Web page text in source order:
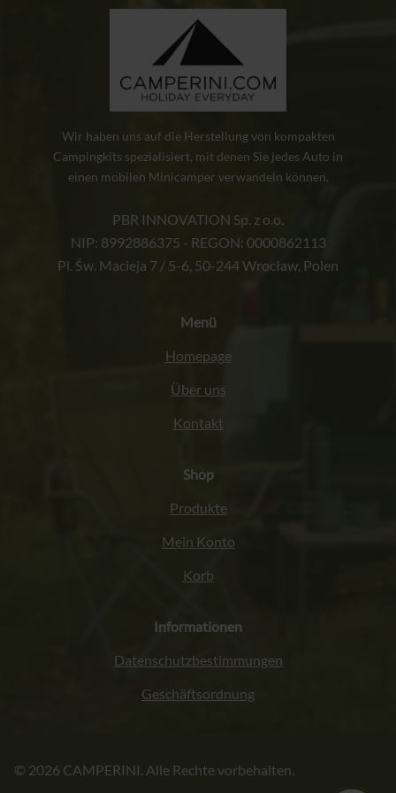
Wir haben uns auf die Herstellung von kompakten
Campingkits spezialisiert, mit denen Sie jedes Auto in
einen mobilen Minicamper verwandeln können.
PBR INNOVATION Sp. z o.o.
NIP: 8992886375 - REGON: 0000862113
Pl. Św. Macieja 7 / 5-6, 50-244 Wrocław, Polen
Menü
Homepage
Über uns
Kontakt
Shop
Produkte
Mein Konto
Korb
Informationen
Datenschutzbestimmungen
Geschäftsordnung
© 2026 CAMPERINI. Alle Rechte vorbehalten.
Français
Italiano